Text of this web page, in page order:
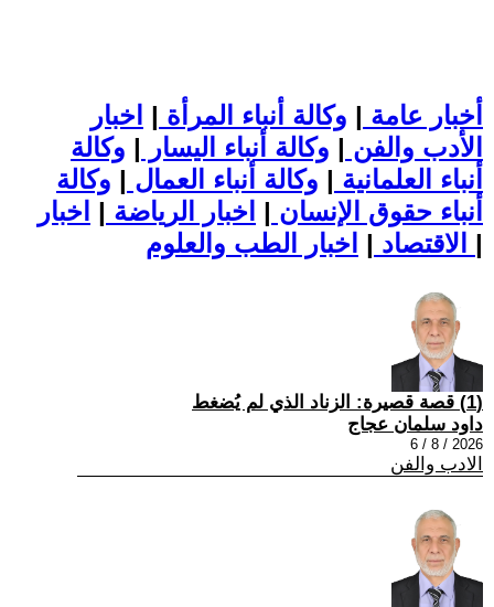
أخبار عامة | وكالة أنباء المرأة | اخبار
الأدب والفن | وكالة أنباء اليسار | وكالة
أنباء العلمانية | وكالة أنباء العمال | وكالة
أنباء حقوق الإنسان | اخبار الرياضة | اخبار
الاقتصاد | |
(1) قصة قصيرة: الزناد الذي لم يُضغط
داود سلمان عجاج
2026 / 8 / 6
الادب والفن